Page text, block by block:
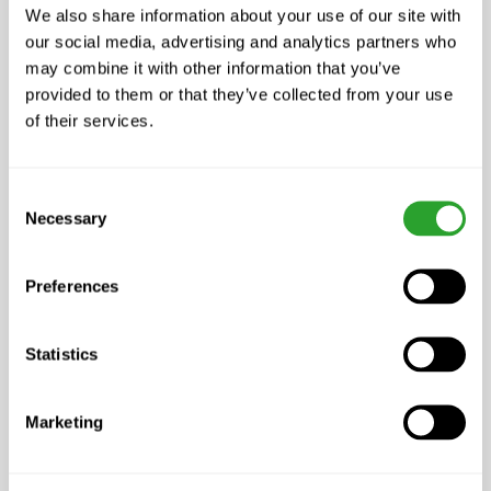
We also share information about your use of our site with
our social media, advertising and analytics partners who
may combine it with other information that you’ve
provided to them or that they’ve collected from your use
of their services.
Selection
Necessary
Preferences
Statistics
Marketing
und mit einem sauberen Tuch
nachwischen.
Dosierung für Putzeimer:
Für Fenster und Spiegel 1 ml auf 1
Liter Wasser
Zusammensetzung
Sophorolipide), Bio-Duftstoffe (Lime),